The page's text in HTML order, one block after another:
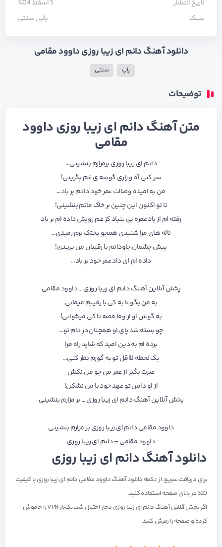
تاریخ انتشار
5 اسفند 1404
سبک
پاپ,سنتی
دانلود آهنگ دانم ای زیبا روزی داوود مقامی
پاپ سنتی
توضیحات
متن آهنگ دانم ای زیبا روزی داوود
مقامی
دانم ای زیبا روزی برمزارم بنشینی…
سر کنی آه و زاری گوشه ی غم بگزینی!
من به امیده وصالت عمر خود دادم بر باد…
تا تو اکنون این چنین بر خاک ماتم بنشینی!
رفته ام از یاد عمره بی بنیاد کز غم رویش داده ام بر باد
ناله های مرا شنیدی همچو بختک برم رمیدی…
پیش چشمان جاودانم با رقیبان من پریدی!
داده ام ای داد عمر خود بر باد…
پخش آنلاین آهنگ دانم ای زیبا روزی _ داوود مقامی
به من بگو تا به کی با رقیبم میمانی
به گوش او از وفا قصه تا کی میخوانی!
چو بسته شد پای او همچنان در دام تو…
برده ام به دین امید که شاید راه مرا
یک لحظه لااقل تو به گورم نظر کنی…
عبرت بگیر از عمر من چو من نکش
از او دامن تو عهد خود با من نشکن!
پخش آنلاین آهنگ دانم ای زیبا روزی _ بر مزارم بنشینی
داوود مقامی دانم ای زیبا روزی بر مزارم بنشینی
داوود مقامی – دانم ای زیبا روزی
دانلود آهنگ دانم ای زیبا روزی
برای دریافت سریع، از دکمه‌ دانلود آهنگ داوود مقامی دانم ای زیبا روزی با کیفیت
320در بالای صفحه استفاده کنید.
اگر پخش آنلاین آهنگ دانم ای زیبا روزی دچار اختلال شد، یک‌بار VPN را خاموش
کرده و صفحه را رفرش کنید.